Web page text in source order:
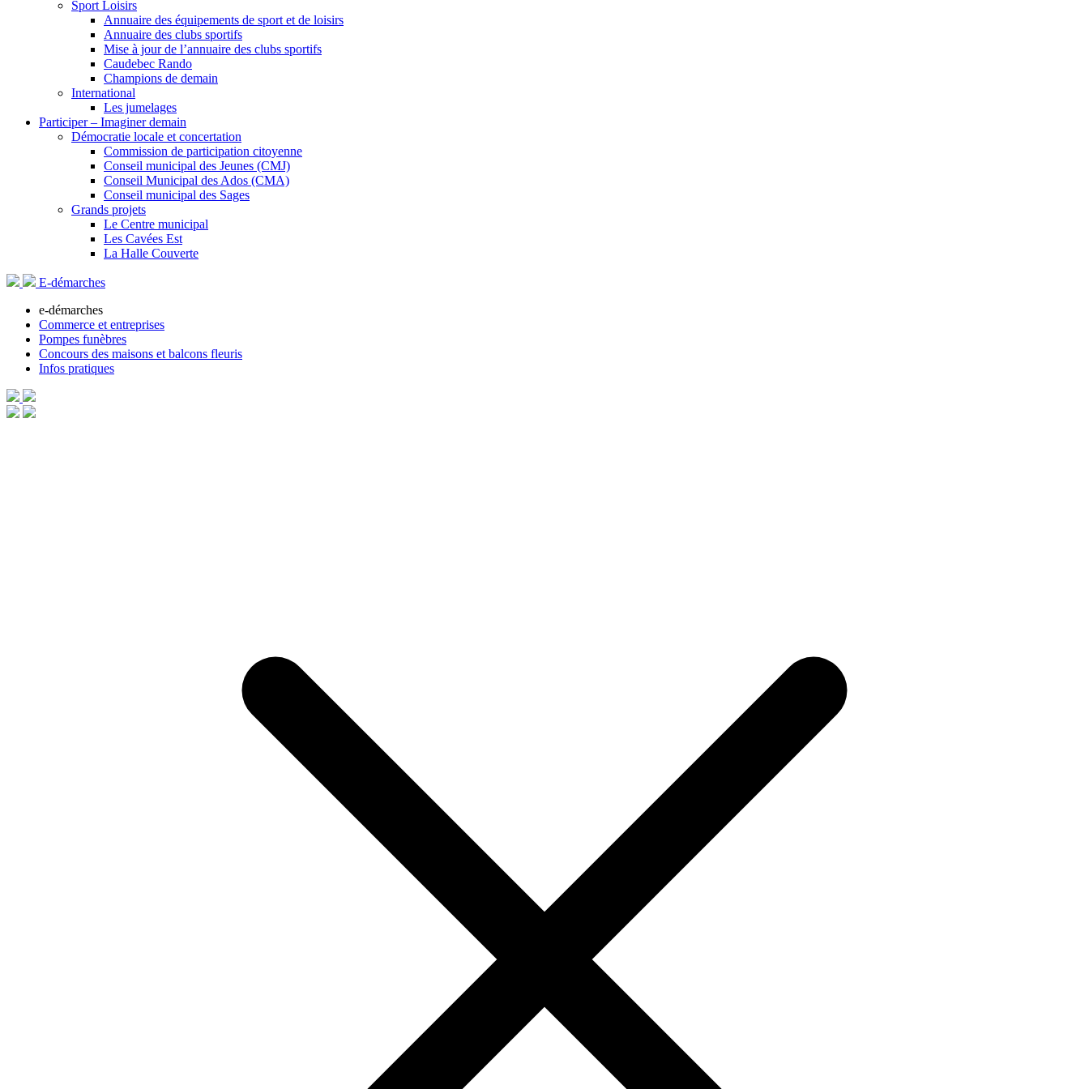
Sport Loisirs
Annuaire des équipements de sport et de loisirs
Annuaire des clubs sportifs
Mise à jour de l’annuaire des clubs sportifs
Caudebec Rando
Champions de demain
International
Les jumelages
Participer – Imaginer demain
Démocratie locale et concertation
Commission de participation citoyenne
Conseil municipal des Jeunes (CMJ)
Conseil Municipal des Ados (CMA)
Conseil municipal des Sages
Grands projets
Le Centre municipal
Les Cavées Est
La Halle Couverte
E-démarches
e-démarches
Commerce et entreprises
Pompes funèbres
Concours des maisons et balcons fleuris
Infos pratiques